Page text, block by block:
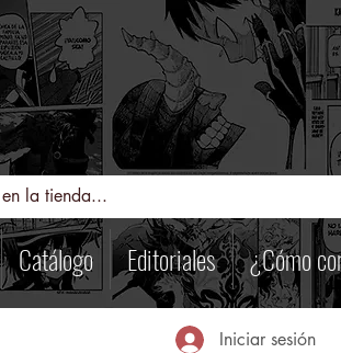
Catálogo Editoriales ¿Cómo
Iniciar sesión